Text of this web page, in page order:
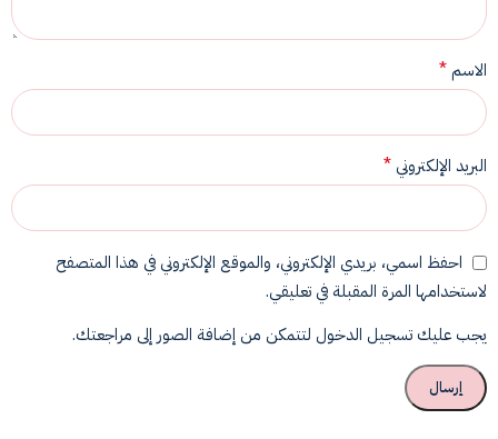
الاسم*
البريد الإلكتروني *
احفظ اسمي، بريدي الإلكتروني، والموقع الإلكتروني في هذا المتصفح
لاستخدامها المرة المقبلة في تعليقي.
يجب عليك تسجيل الدخول لتتمكن من إضافة الصور إلى مراجعتك.